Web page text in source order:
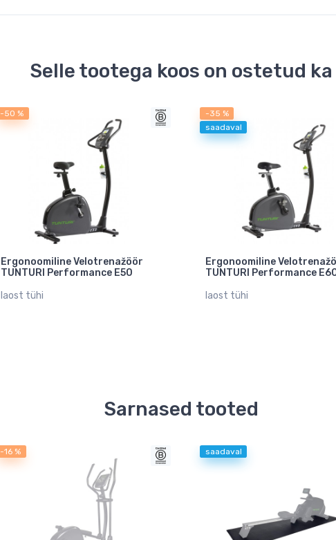
Selle tootega koos on ostetud ka
-50 %
Ergonoomiline Velotrenažöör
TUNTURI Performance E50
laost tühi
-35 %
saadaval
Ergonoomiline
TUNTURI Performance
laost tühi
Sarnased tooted
-16 % saadaval